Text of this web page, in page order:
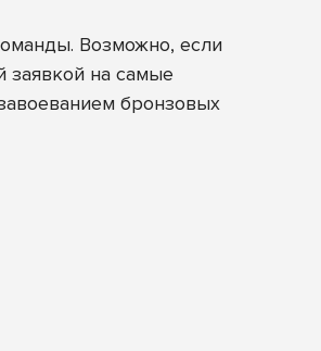
Возможно, если
заявкой на самые
бронзовых